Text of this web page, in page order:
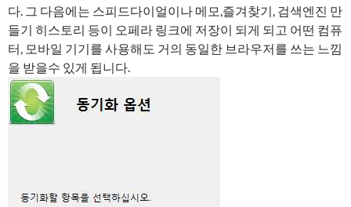
다. 그 다음에는 스피드다이얼이나 메모,즐겨찾기, 검색엔진 만
들기 히스토리 등이 오페라 링크에 저장이 되게 되고 어떤 컴퓨
터, 모바일 기기를 사용해도 거의 동일한 브라우저를 쓰는 느낌
을 받을수 있게 됩니다.